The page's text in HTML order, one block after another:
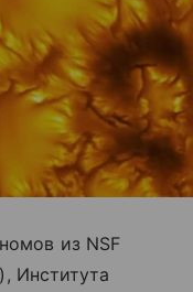
из NSF
Института